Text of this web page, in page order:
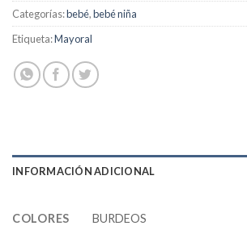
Categorías:bebé,bebé niña
Etiqueta:Mayoral
INFORMACIÓN ADICIONAL
COLORES BURDEOS